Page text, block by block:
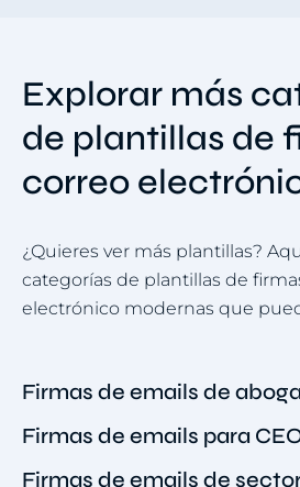
Explorar más
de plantillas de
correo
¿Quieres ver más plantillas?
categorías de plantillas de
electrónico modernas que
Firmas de emails de
Firmas de emails para
Firmas de emails de